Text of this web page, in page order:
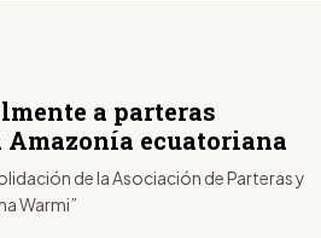
a parteras
Amazonía ecuatoriana
de la Asociación de Parteras y
Warmi”